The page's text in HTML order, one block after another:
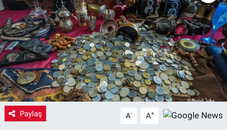
Paylaş A- A+
Yaşam
VEFATLAR